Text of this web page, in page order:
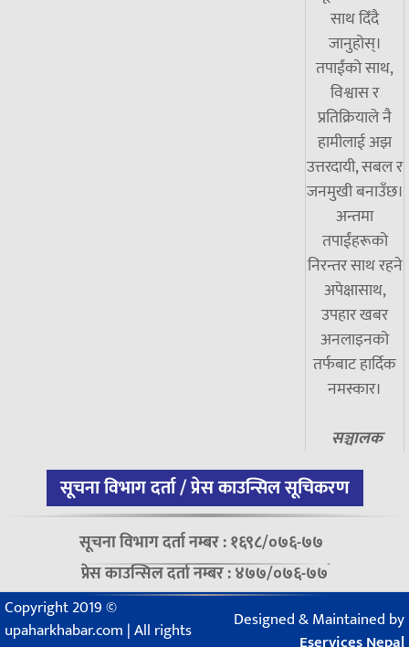
साथ दिँदै
जानुहोस्।
तपाईंको साथ,
विश्वास र
प्रतिक्रियाले नै
हामीलाई अझ
उत्तरदायी, सबल र
जनमुखी बनाउँछ।
अन्तमा
तपाईंहरूको
निरन्तर साथ रहने
अपेक्षासाथ,
उपहार खबर
अनलाइनको
तर्फबाट हार्दिक
नमस्कार।
सञ्चालक
सूचना विभाग दर्ता / प्रेस काउन्सिल सूचिकरण
सूचना विभाग दर्ता नम्बर : १६९८/०७६-७७
प्रेस काउन्सिल दर्ता नम्बर : ४७७/०७६-७७
Copyright 2019 ©
upaharkhabar.com | All rights
Designed & Maintained by